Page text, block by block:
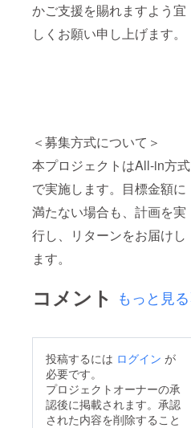
かご支援を賜れますよう宜
しくお願い申し上げます。
＜募集方式について＞
本プロジェクトはAll-in方式
で実施します。目標金額に
満たない場合も、計画を実
行し、リターンをお届けし
ます。
コメント もっと見る
投稿するには ログイン が
必要です。
プロジェクトオーナーの承
認後に掲載されます。承認
された内容を削除すること